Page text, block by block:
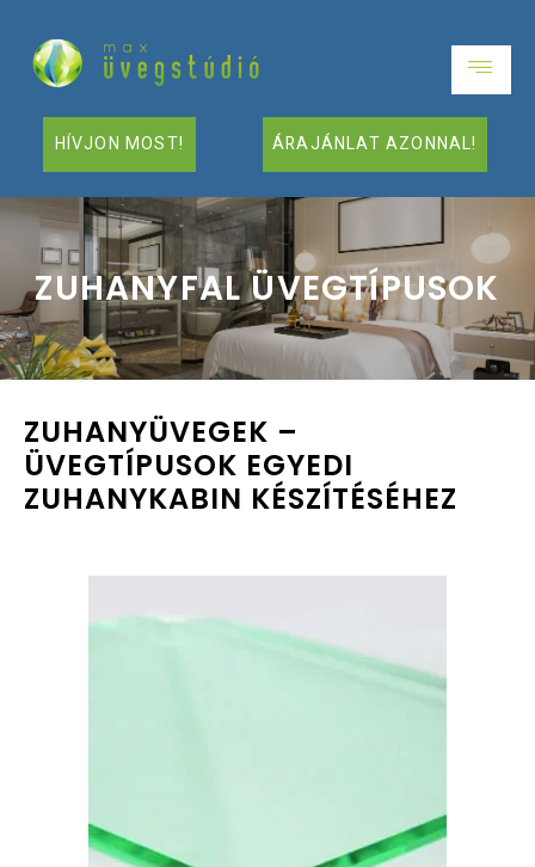
HÍVJON MOST! ÁRAJÁNLAT AZONNAL!
ZUHANYFAL ÜVEGTÍPUSOK
ZUHANYÜVEGEK –
ÜVEGTÍPUSOK EGYEDI
ZUHANYKABIN KÉSZÍTÉSÉHEZ